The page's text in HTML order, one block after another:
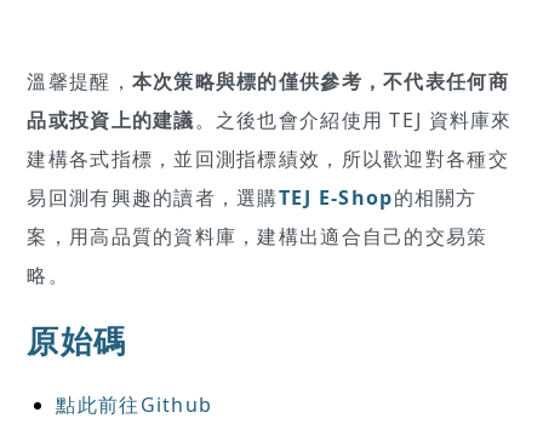
溫馨提醒， 本次策略與標的僅供參考，不代表任何商
品或投資上的建議。之後也會介紹使用 TEJ 資料庫來
建構各式指標，並回測指標績效，所以歡迎對各種交
易回測有興趣的讀者，選購TEJ E-Shop的相關方
案，用高品質的資料庫，建構出適合自己的交易策
略。
原始碼
點此前往Github